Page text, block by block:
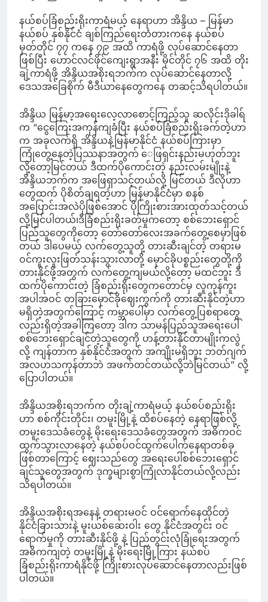
နယ်စပ်ခြံစည်းရိုးကာရံမယ့် နေရာဟာ အိန္ဒိယ – မြန်မာ
နယ်စပ် နှစ်နိုင်ငံ ချစ်ကြည်ရေးတံတားကနေ နယ်စပ်
မှတ်တိုင် ၇၇ ကနေ ၇၉ အထိ ကာရံဖို့ လုပ်ဆောင်နေတာ
ဖြစ်ပြီး ဟောင်လင်ဖိုင်ကျေးရွာအနီး မိုင်တိုင် ၇၆ အထိ တိုး
ချဲ့ကာရံဖို့ အိန္ဒိယအစိုးရဘက်က လုပ်ဆောင်နေတာလို့
ဒေသအခြေစိုက် မီဒီယာနေတွေကနေ တဆင့်သိရပါတယ်။
အိန္ဒိယ မြန်မာ့အရေးလေ့လာစောင့်ကြည့်သူ ဆလိုင်းဒိုခါရ်
က “ငွေကြေးအကုန်ကျခံပြီး နယ်စပ်ခြံစည်းရိုးခက်တဲ့ဟာ
က အခုလက်ရှိ အိန္ဒိယနဲ့မြန်မာနိုင်ငံ နယ်စပ်ကြားမှာ
ကြုံတွေ့နေတဲ့ပြဿနာအတွက် ေဖြရှင်းနည်းမဟုတ်ဘူး
လို့တော့မြင်တယ် ဒီထက်ပိုကောင်းတဲ့ နည်းလမ်းမျိုးနဲ့
အိန္ဒိယဘက်က အဖြေရှာသင့်တယ်လို့ မြင်တယ် ဒီလိုဟာ
တွေထက် ပိုစိတ်ချရတဲ့ဟာ မြန်မာနိုင်ငံမှာ စနစ်
အပြောင်းအလဲပိုဖြစ်အောင် ပိုကြိုးစားအားထုတ်သင့်တယ်
လို့မြင်ပါတယ်၊ဒီခြံစည်းရိုးခတ်မှုကတော့ စစ်ဘေးရှောင်
ပြည်သူတွေကိုတော့ တော်တော်လေးအခက်တွေ့စေမှာဖြစ်
တယ် ဒါပေမယ့် လက်တွေ့သူတို့ တားဆီးချင်တဲ့ တရားမ
ဝင်ကူးလူးဖြတ်သန်းသွားလာတို့ မှောင်ခိုပစ္စည်းတွေတို့ကို
တားနိုင်ဖို့အတွက် လက်တွေ့ကျမယ်လို့တော့ မထင်ဘူး ဒီ
ထက်ပိုကောင်းတဲ့ ခြံစည်းရိုးတွေကတောင်မှ လူကုန်ကူး
အပါအဝင် တခြားမှောင်ခိုဈေးကွက်ကို တားဆီးနိုင်တဲ့ဟာ
မရှိတဲ့အတွက်ကြောင့် ကမ္ဘာပေါ်မှာ လက်တွေ့ပြစရာတွေ
လည်းရှိတဲ့အခါကြတော့ ဒါက သာမန်ပြည်သူအရေးပေါ်
စစ်ဘေးရှောင်ချင်တဲ့သူတွေကို ဟန့်တားနိုင်တာမျိုးကလွဲ
လို့ ကျန်တာက နှစ်နိုင်ငံအတွက် အကျိုးမရှိဘူး ဘတ်ဂျက်
အလဟသကုန်တာဘဲ အဖက်တင်တယ်လို့ဘဲမြင်တယ်” လို့
ပြောပါတယ်။
အိန္ဒိယအစိုးရဘက်က တိုးချဲ့ကာရံမယ့် နယ်စပ်စည်းရိုး
ဟာ စစ်ကိုင်းတိုင်း၊ တမူးမြို့နဲ့ ထိစပ်နေတဲ့ နေရာဖြစ်လို့
တမူးဒေသခံတွေနဲ့ မိုးရေးဒေသခံတွေအတွက် အဓိကဝင်
ထွက်သွားလာနေတဲ့ နယ်စပ်ဝင်ထွက်ပေါက်နေရာတစ်ခု
ဖြစ်တာကြောင့် ဈေးသည်တွေ အရေးပေါ်စစ်ဘေးရှောင်
ချင်သူတွေအတွက် ဒုက္ခများစွာကြုံလာနိုင်တယ်လို့လည်း
သိရပါတယ်။
အိန္ဒိယအစိုးရအနေနဲ့ တရားမဝင် ဝင်ရောက်နေထိုင်တဲ့
နိုင်ငံခြားသားနဲ့ မူးယစ်ဆေးဝါး တွေ နိုင်ငံအတွင်း ဝင်
ရောက်မှုကို တားဆီးနိုင်ဖို့ နဲ့ ပြည်တွင်းလုံခြုံရေးအတွက်
အဓိကကျတဲ့ တမူးမြို့နဲ့ မိုးရေးမြို့ကြား နယ်စပ်
ခြံစည်းရိုးကာရံနိုင်ဖို့ ကြိုးစားလုပ်ဆောင်နေတာလည်းဖြစ်
ပါတယ်။